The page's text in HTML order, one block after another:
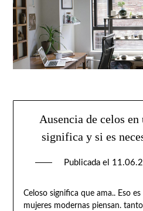
Ausencia de celos
significa y si es
Publicada el
Celoso significa que ama.. Eso
mujeres modernas piensan.